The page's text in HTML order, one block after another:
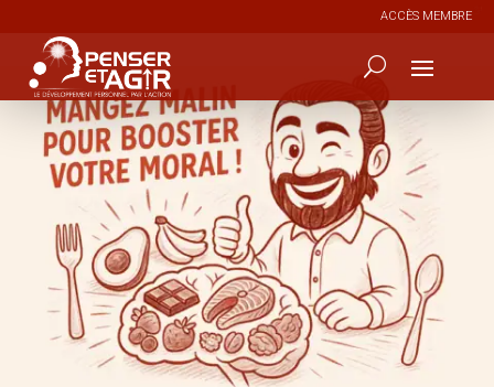
ACCÈS MEMBRE